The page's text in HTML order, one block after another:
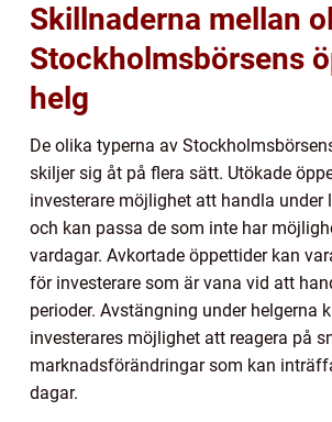
Skillnaderna mellan
Stockholmsbörsens
helg
De olika typerna av
skiljer sig åt på flera sätt. Utökade
investerare möjlighet att handla under
och kan passa de som inte har
vardagar. Avkortade öppettider kan
för investerare som är vana vid att
perioder. Avstängning under helgerna
investerares möjlighet att reagera på
marknadsförändringar som kan
dagar.